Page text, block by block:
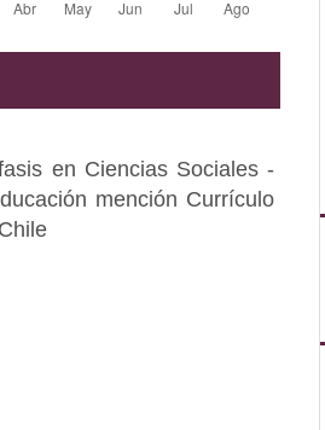
en Ciencias Sociales -
mención Currículo